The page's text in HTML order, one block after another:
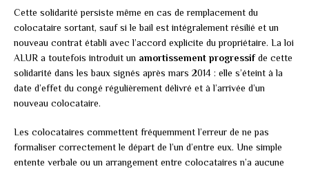
Cette solidarité persiste même en cas de remplacement du
colocataire sortant, sauf si le bail est intégralement résilié et un
nouveau contrat établi avec l’accord explicite du propriétaire. La loi
ALUR a toutefois introduit un amortissement progressifde cette
solidarité dans les baux signés après mars 2014 : elle s’éteint à la
date d’effet du congé régulièrement délivré et à l’arrivée d’un
nouveau colocataire.
Les colocataires commettent fréquemment l’erreur de ne pas
formaliser correctement le départ de l’un d’entre eux. Une simple
entente verbale ou un arrangement entre colocataires n’a aucune